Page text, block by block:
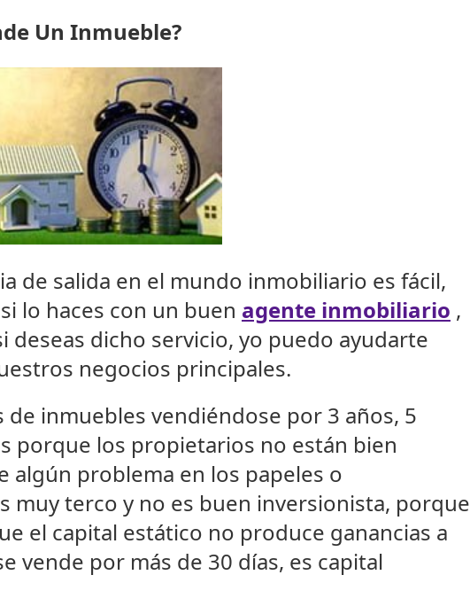
Un Inmueble?
de salida en el mundo inmobiliario es fácil,
lo haces con un buen agente inmobiliario ,
deseas dicho servicio, yo puedo ayudarte
negocios principales.
inmuebles vendiéndose por 3 años, 5
porque los propietarios no están bien
algún problema en los papeles o
muy terco y no es buen inversionista, porque
el capital estático no produce ganancias a
vende por más de 30 días, es capital